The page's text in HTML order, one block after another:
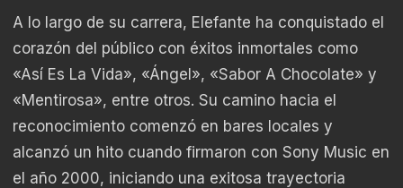
A lo largo de su carrera, Elefante ha conquistado el
corazón del público con éxitos inmortales como
«Así Es La Vida», «Ángel», «Sabor A Chocolate» y
«Mentirosa», entre otros. Su camino hacia el
reconocimiento comenzó en bares locales y
alcanzó un hito cuando firmaron con Sony Music en
el año 2000, iniciando una exitosa trayectoria